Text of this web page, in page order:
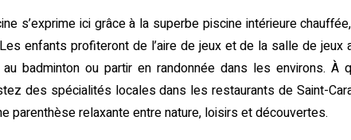
s’exprime ici grâce à la superbe piscine intérieure
enfants profiteront de l’aire de jeux et de la salle de
badminton ou partir en randonnée dans les environs.
des spécialités locales dans les restaurants de Saint-
parenthèse relaxante entre nature, loisirs et découvertes.